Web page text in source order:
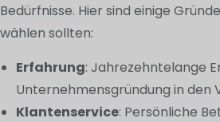
Bedürfnisse. Hier sind einige
wählen sollten:
Erfahrung: Jahrezehntelange
Unternehmensgründung in den
Klantenservice: Persönliche